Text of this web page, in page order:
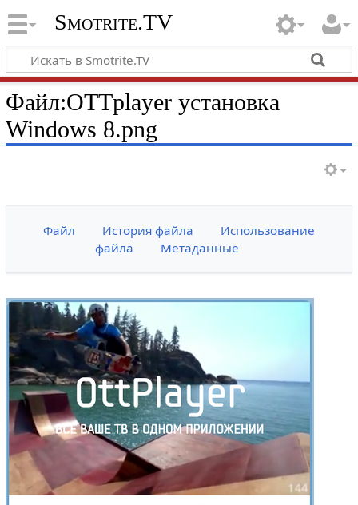
Smotrite.TV
Файл:OTTplayer установка
Windows 8.png
Файл История файла
Использование
файла
Метаданные